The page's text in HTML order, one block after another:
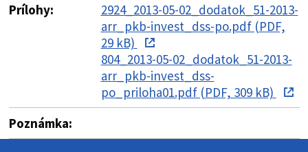
Prílohy:
2924_2013-05-02_dodatok_51-2013-
arr_pkb-invest_dss-po.pdf (PDF,
29 kB)
804_2013-05-02_dodatok_51-2013-
arr_pkb-invest_dss-
po_priloha01.pdf (PDF, 309 kB)
Poznámka: